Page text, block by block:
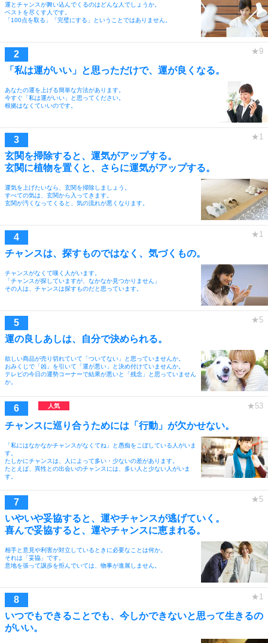
運とチャンスが舞い込んでくるのはどんな人でしょうか。
ベストを尽くす人です。
「100点を取る」「完璧にする」ということではありません。
「私は運がいい」と思っただけで、運が良くなる。
あなたの運を上げる簡単な方法があります。
今すぐ「私は運がいい」と思ってください。
根拠はなくていいのです。
玄関を掃除すると、運気がアップする。
玄関に植物を置くと、さらに運気がアップする。
運気を上げたいなら、玄関を掃除しましょう。
すべての気は、玄関から入ってきます。
玄関が汚くなってくると、気の流れが悪くなります。
チャンスは、探すものではなく、気づくもの。
チャンスがなくて嘆く人がいます。
「チャンスが探していますが、なかなか見つかりません」
その人は、チャンスは探すものだと思っています。
運の良しあしは、自分で決められる。
欲しい商品が売り切れていて「ついてない」と思っていませんか。
おみくじで「凶」を引いて「運が悪い」と決め付けていませんか。
テレビの今日の運勢コーナーで結果が悪いと「残念」と思っていません
か。
チャンスに巡り合うためには「行動」が欠かせない。
「私にはなかなかチャンスがなくてね」と愚痴をこぼしている人がいま
す。
たしかにチャンスは、人によって多い・少ないの差があります。
たとえば、異性との出会いのチャンスには、多い人と少ない人がいま
す。
いやいや妥協すると、運やチャンスが逃げていく。
喜んで妥協すると、運やチャンスに恵まれる。
相手と意見や利害が対立しているときに必要なことは何か。
それは「妥協」です。
意地を張って譲歩を拒んでいては、物事が進展しません。
いつでもできることでも、今しかできないと思って生きるの
がいい。